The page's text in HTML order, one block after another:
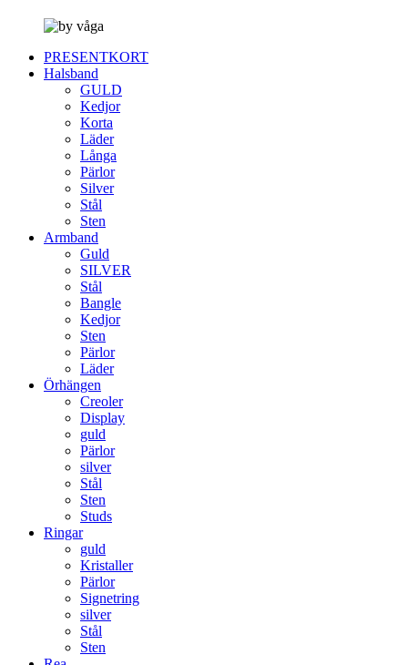
PRESENTKORT
Halsband
GULD
Kedjor
Korta
Läder
Långa
Pärlor
Silver
Stål
Sten
Armband
Guld
SILVER
Stål
Bangle
Kedjor
Sten
Pärlor
Läder
Örhängen
Creoler
Display
guld
Pärlor
silver
Stål
Sten
Studs
Ringar
guld
Kristaller
Pärlor
Signetring
silver
Stål
Sten